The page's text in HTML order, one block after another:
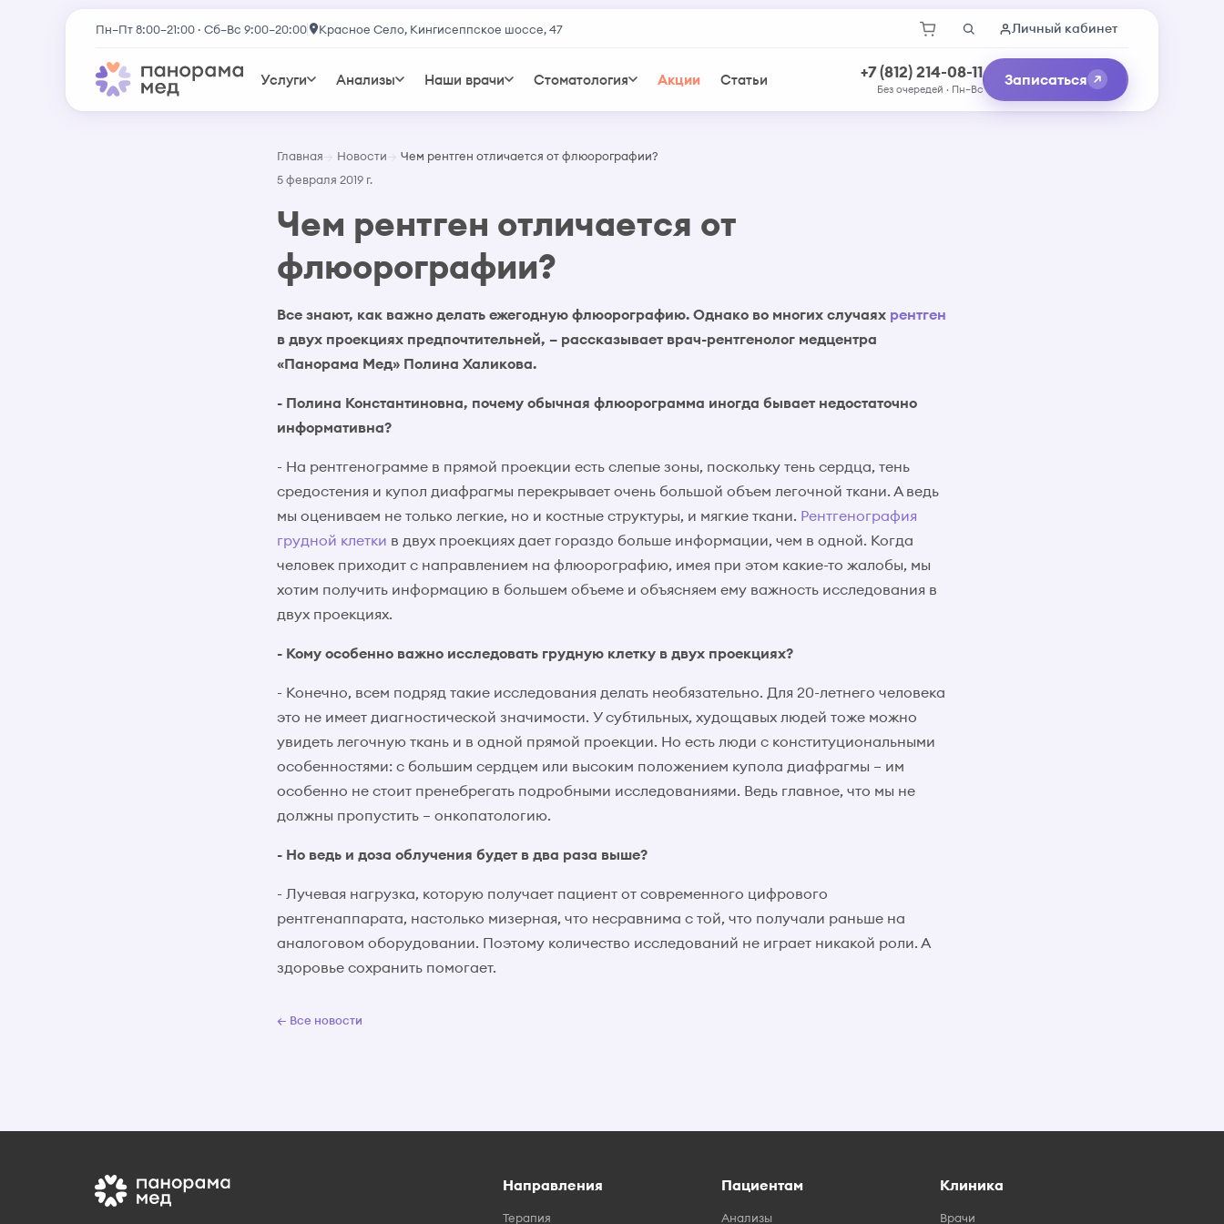
Пн–Пт 8:00–21:00 · Сб–Вс 9:00–20:00 Красное Село, Кингисеппское шоссе, 47 Личный кабинет
Услуги Анализы Наши врачи Стоматология Акции Статьи +7 (812) 214-08-11
Без очередей · Пн–Вс
Записаться
Главная Новости
Чем рентген отличается от флюорографии?
5 февраля 2019 г.
Чем рентген отличается от
флюорографии?
Все знают, как важно делать ежегодную флюорографию. Однако во многих случаях рентген
в двух проекциях предпочтительней, – рассказывает врач-рентгенолог медцентра
«Панорама Мед» Полина Халикова.
- Полина Константиновна, почему обычная флюорограмма иногда бывает недостаточно
информативна?
- На рентгенограмме в прямой проекции есть слепые зоны, поскольку тень сердца, тень
средостения и купол диафрагмы перекрывает очень большой объем легочной ткани. А ведь
мы оцениваем не только легкие, но и костные структуры, и мягкие ткани. Рентгенография
грудной клетки в двух проекциях дает гораздо больше информации, чем в одной. Когда
человек приходит с направлением на флюорографию, имея при этом какие-то жалобы, мы
хотим получить информацию в большем объеме и объясняем ему важность исследования в
двух проекциях.
- Кому особенно важно исследовать грудную клетку в двух проекциях?
- Конечно, всем подряд такие исследования делать необязательно. Для 20-летнего человека
это не имеет диагностической значимости. У субтильных, худощавых людей тоже можно
увидеть легочную ткань и в одной прямой проекции. Но есть люди с конституциональными
особенностями: с большим сердцем или высоким положением купола диафрагмы – им
особенно не стоит пренебрегать подробными исследованиями. Ведь главное, что мы не
должны пропустить – онкопатологию.
- Но ведь и доза облучения будет в два раза выше?
- Лучевая нагрузка, которую получает пациент от современного цифрового
рентгенаппарата, настолько мизерная, что несравнима с той, что получали раньше на
аналоговом оборудовании. Поэтому количество исследований не играет никакой роли. А
здоровье сохранить помогает.
← Все новости
Направления
Терапия
Пациентам
Анализы
Клиника
Врачи